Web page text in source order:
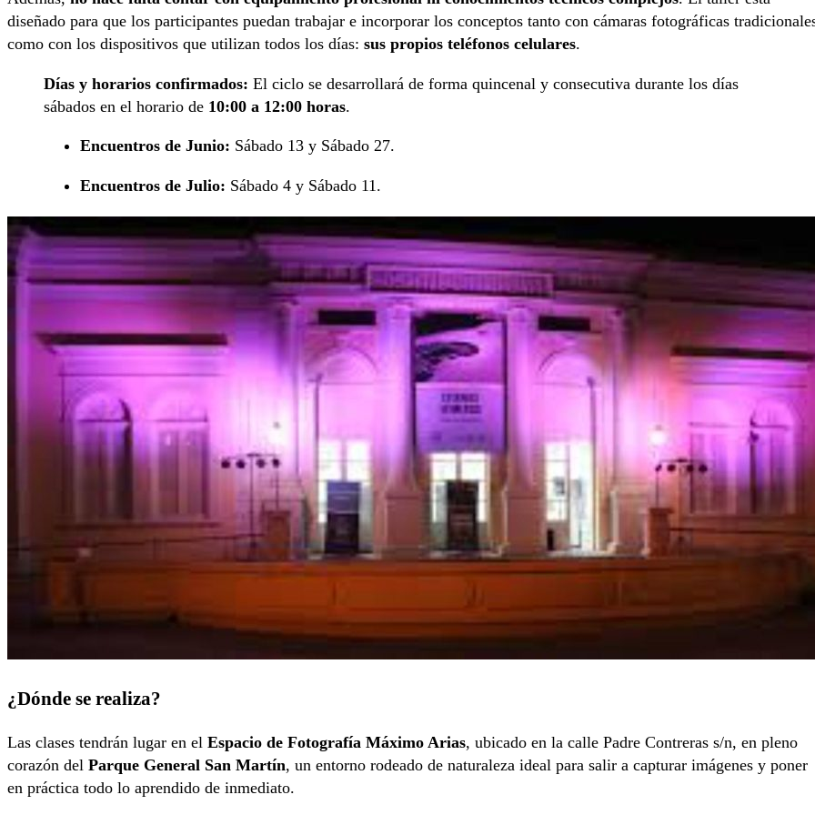
diseñado para que los participantes puedan trabajar e incorporar los conceptos tanto con cámaras fotográficas
como con los dispositivos que utilizan todos los días: sus propios teléfonos celulares.
Días y horarios confirmados: El ciclo se desarrollará de forma quincenal y consecutiva durante los días
sábados en el horario de 10:00 a 12:00 horas.
Encuentros de Junio: Sábado 13 y Sábado 27.
Encuentros de Julio: Sábado 4 y Sábado 11.
¿Dónde se realiza?
Las clases tendrán lugar en el Espacio de Fotografía Máximo Arias, ubicado en la calle Padre Contreras s/n, en pleno
corazón del Parque General San Martín, un entorno rodeado de naturaleza ideal para salir a capturar imágenes y poner
en práctica todo lo aprendido de inmediato.